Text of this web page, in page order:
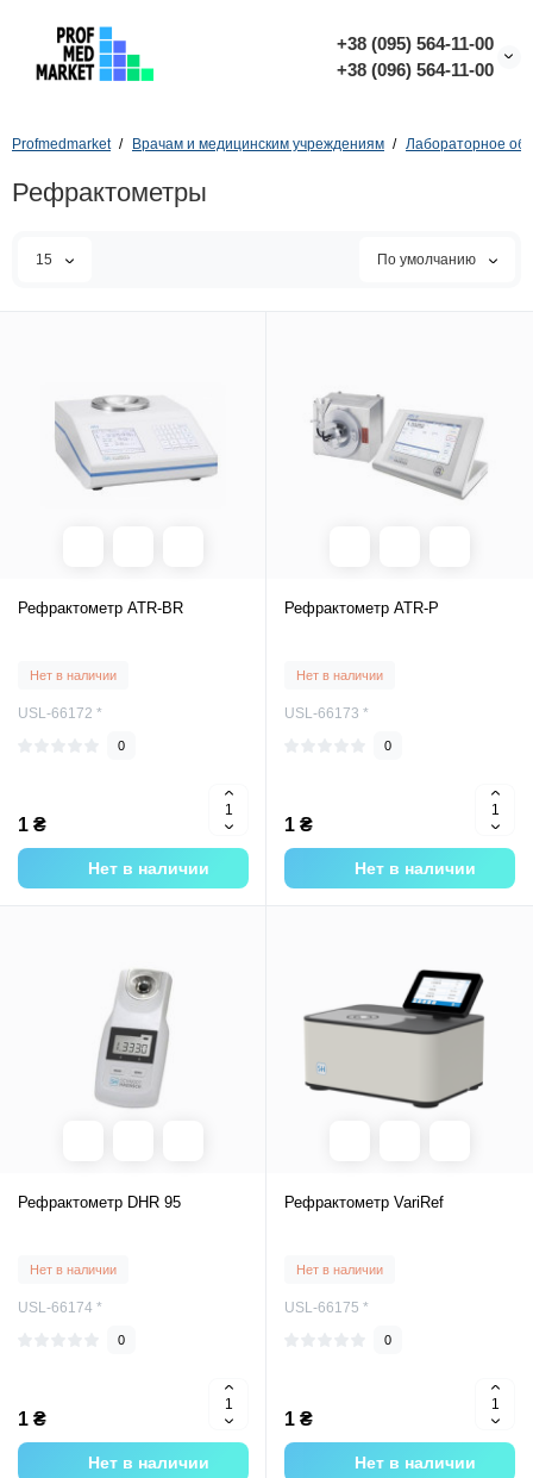
+38 (095) 564-11-00
+38 (096) 564-11-00
Profmedmarket Врачам и медицинским учреждениям Лабораторное
Рефрактометры
15 По умолчанию
Рефрактометр ATR-BR
Нет в наличии
USL-66172 *
0
1 ₴
Нет в наличии
Рефрактометр ATR-P
Нет в наличии
USL-66173 *
0
1 ₴
Нет в наличии
Рефрактометр DHR 95
Нет в наличии
USL-66174 *
0
1 ₴
Нет в наличии
Рефрактометр VariRef
Нет в наличии
USL-66175 *
0
1 ₴
Нет в наличии